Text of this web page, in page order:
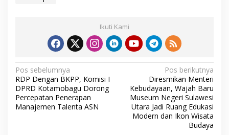
Ikuti Kami
N
a
v
Pos sebelumnya
RDP Dengan BKPP, Komisi I
DPRD Kotamobagu Dorong
Percepatan Penerapan
Manajemen Talenta ASN
Pos berikutnya
Diresmikan Menteri
Kebudayaan, Wajah Baru
Museum Negeri Sulawesi
Utara Jadi Ruang Edukasi
Modern dan Ikon Wisata
Budaya